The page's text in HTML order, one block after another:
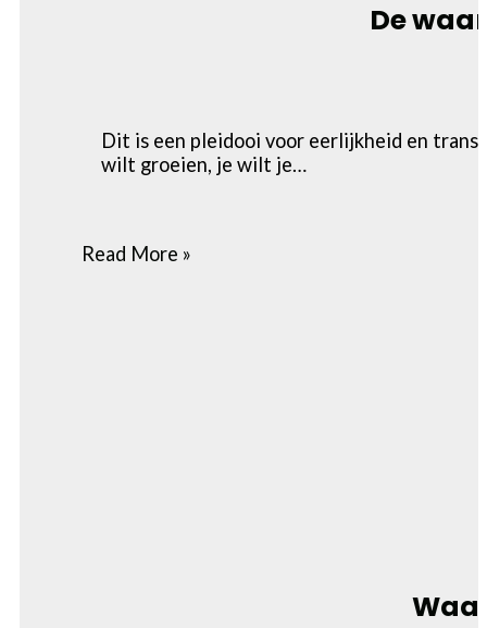
De
Dit is een pleidooi voor eerlijkheid en
wilt groeien, je wilt je…
Read More »